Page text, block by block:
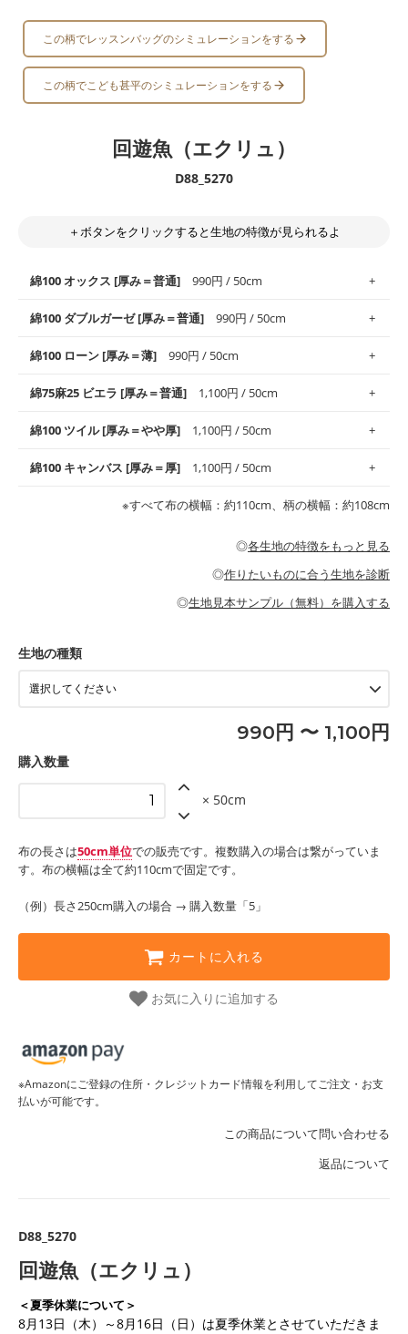
この柄でレッスンバッグのシミュレーションをする
この柄でこども甚平のシミュレーションをする
回遊魚（エクリュ）
D88_5270
＋ボタンをクリックすると生地の特徴が見られるよ
綿100 オックス [厚み＝普通] 990円 / 50cm
使いやすさNo.1！しなやかさと適度な張りを併せ持ち、通気性の
高さがオックス生地の特徴です。当サイトのオックス生地は、
般にお使いいただけます。
※レッスンバッグ、上履き袋などの通園通学グッズにはツイル生
・布団カバーなどの寝具、カーテン
綿100 ダブルガーゼ [厚み＝普通] 990円 / 50cm
柔らかくふんわりとした肌触りが特徴です。ベビー用品やハンカ
チなど直接肌に触れるアイテムに最適です。高い吸湿性・通気性
す。
・スタイ、おくるみなどのベビーグッズ
・ブラウス、チュニック、ワンピースなどの洋服
・パジャマなどの寝具
綿100 ローン [厚み＝薄] 990円 / 50cm
上質で薄手の平織りの生地です。軽やかさとなめらかな手触りの
良さが魅力。透け感があるので、涼しげなトップスなどに最適で
・ブラウス、シャツ、チュニックなどのトップス
綿75麻25 ビエラ [厚み＝普通] 1,100円 / 50cm
コットン75％リネン25％の当店のビエラ生地は、オックス生地よ
りもふんわりとした柔らかい質感と適度な落ち感を感じられるの
綿100 ツイル [厚み＝やや厚] 1,100円 / 50cm
綾織りの生地です。しっかりとした張りと厚みがありながらも柔
らかいのが特徴です。生地の厚みは中厚手です。1枚でも透け感
・カーテン、エプロン、テーブルクロスなどの暮らしのアイテム
・パンツ、タックスカートなどのボトムス
もっと詳しく見る
綿100 キャンバス [厚み＝厚] 1,100円 / 50cm
耐久性があります。トートバッグ・ポーチ・ペンケースなどの布
小物、インテリア用品に向いています。
・工作用エプロン
もっと詳しく見る
※すべて布の横幅：約110cm、柄の横幅：約108cm
◎各生地の特徴をもっと見る
◎作りたいものに合う生地を診断
◎生地見本サンプル（無料）を購入する
生地の種類
990円 〜 1,100円
購入数量
× 50cm
布の長さは50cm単位での販売です。複数購入の場合は繋がっていま
す。布の横幅は全て約110cmで固定です。
（例）長さ250cm購入の場合 → 購入数量「5」
カートに入れる
お気に入りに追加する
※Amazonにご登録の住所・クレジットカード情報を利用してご注文・お支
払いが可能です。
この商品について問い合わせる
返品について
D88_5270
回遊魚（エクリュ）
＜夏季休業について＞
8月13日（木）～8月16日（日）は夏季休業とさせていただきま